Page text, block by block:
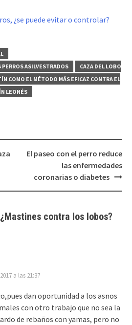
¿se puede evitar o controlar?
PERROS ASILVESTRADOS
CAZA DEL LOBO
COMO EL MÉTODO MÁS EFICAZ CONTRA EL
LEONÉS
El paseo con el perro reduce
las enfermedades
coronarias o diabetes
¿Mastines contra los lobos?
a las 21:37
dan oportunidad a los asnos
con otro trabajo que no sea la
de rebaños con yamas, pero no